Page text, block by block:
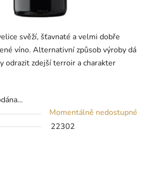
svěží, šťavnaté a velmi dobře
víno. Alternativní způsob výroby dá
odrazit zdejší terroir a charakter
Momentálně nedostupné
22302